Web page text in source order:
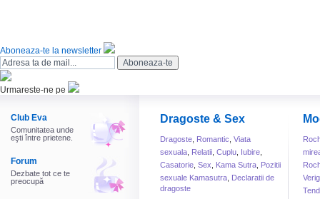
Aboneaza-te la newsletter
Urmareste-ne pe
Club Eva
Comunitatea unde
eşti între prietene.
Forum
Dezbate tot ce te
preocupă
Dragoste & Sex
Dragoste Romantic Viata
sexuala Relatii Cuplu Iubire
Casatorie Sex Kama Sutra Pozitii
sexuale Kamasutra Declaratii de
dragoste